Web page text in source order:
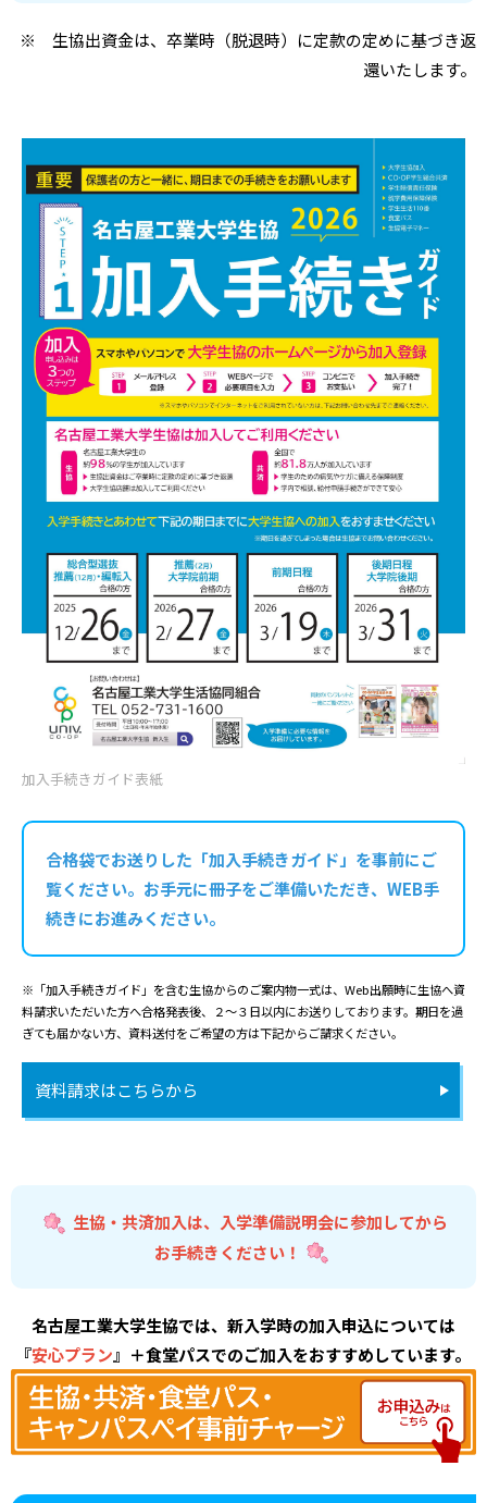
※ 生協出資金は、卒業時（脱退時）に定款の定めに基づき返
還いたします。
加入手続きガイド表紙
合格袋でお送りした「加入手続きガイド」を事前にご
覧ください。お手元に冊子をご準備いただき、WEB手
続きにお進みください。
※「加入手続きガイド」を含む生協からのご案内物一式は、Web出願時に生協へ資
料請求いただいた方へ合格発表後、２～３日以内にお送りしております。期日を過
ぎても届かない方、資料送付をご希望の方は下記からご請求ください。
資料請求はこちらから
生協・共済加入は、入学準備説明会に参加してから
お手続きください！
名古屋工業大学生協では、新入学時の加入申込については
『安心プラン』＋食堂パスでのご加入をおすすめしています。